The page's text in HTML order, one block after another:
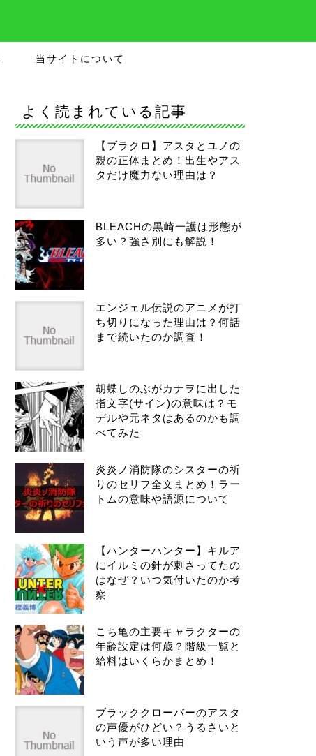
当サイトについて
よく読まれている記事
【ブラクロ】アスタとユノの
親の正体まとめ！出生やアス
タだけ魔力ない理由は？
BLEACHの黒崎一護は形態が
多い？強さ別にも解説！
エンジェル伝説のアニメが打
ち切りになった理由は？何話
まで続いたのか調査！
胡蝶しのぶがカナヲに出した
指文字(サイン)の意味は？モ
デルや元ネタはあるのかも調
べてみた
炎炎ノ消防隊のシスターの祈
りのセリフ全文まとめ！ラー
トムの意味や語源について
【ハンターハンター】キルア
にイルミの針が刺さってたの
はなぜ？いつ気付いたのか考
察
こち亀の主要キャラクターの
年齢設定は何歳？階級一覧と
給料はいくらかまとめ！
ブラッククローバーのアスタ
の声優がひどい？うるさいと
いう声が多い理由